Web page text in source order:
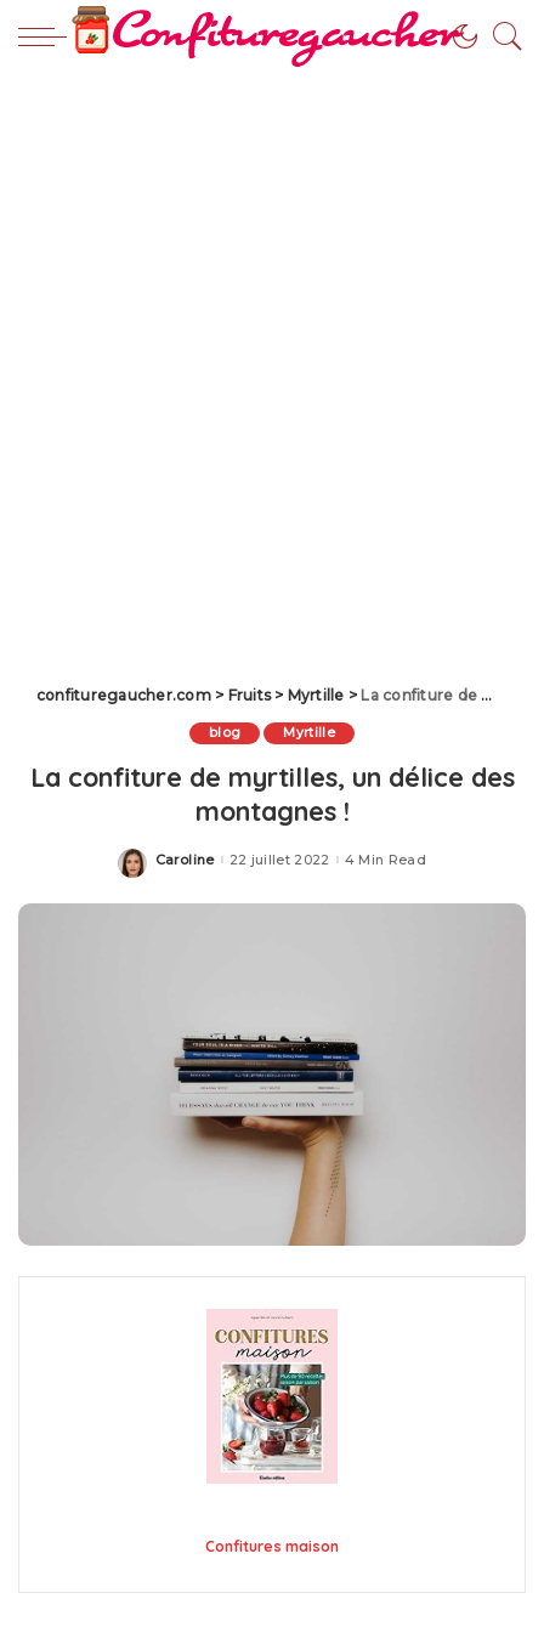
confituregaucher.com> Fruits> Myrtille > La confiture de myrtilles, un délice des montagnes !
blog Myrtille
La confiture de myrtilles, un délice des
montagnes !
Posted
Caroline 22 juillet 2022 4 Min Read
Confitures maison